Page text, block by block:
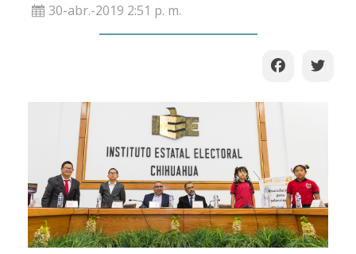
30-abr.-2019 2:51 p. m.